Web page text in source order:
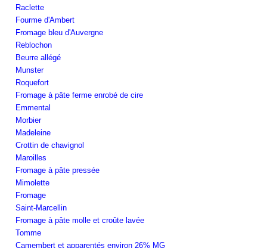
Raclette
Fourme d'Ambert
Fromage bleu d'Auvergne
Reblochon
Beurre allégé
Munster
Roquefort
Fromage à pâte ferme enrobé de cire
Emmental
Morbier
Madeleine
Crottin de chavignol
Maroilles
Fromage à pâte pressée
Mimolette
Fromage
Saint-Marcellin
Fromage à pâte molle et croûte lavée
Tomme
Camembert et apparentés environ 26% MG